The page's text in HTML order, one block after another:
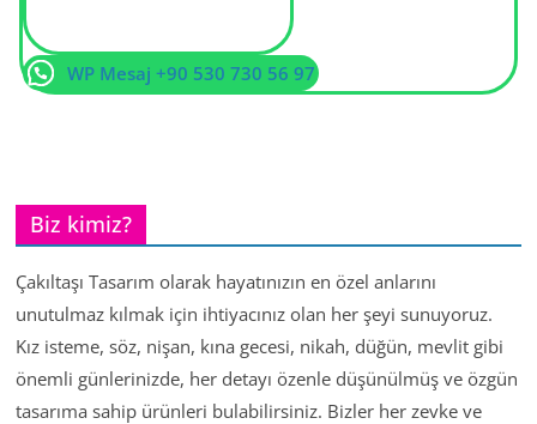
WP Mesaj +90 530 730 56 97
Biz kimiz?
Çakıltaşı Tasarım olarak hayatınızın en özel anlarını
unutulmaz kılmak için ihtiyacınız olan her şeyi sunuyoruz.
Kız isteme, söz, nişan, kına gecesi, nikah, düğün, mevlit gibi
önemli günlerinizde, her detayı özenle düşünülmüş ve özgün
tasarıma sahip ürünleri bulabilirsiniz. Bizler her zevke ve